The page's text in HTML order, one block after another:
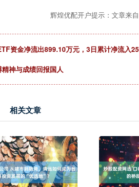
辉煌优配开户提示：文章来
资金净流出899.10万元，3日累计净流入
神与成绩回报国人
相关文章